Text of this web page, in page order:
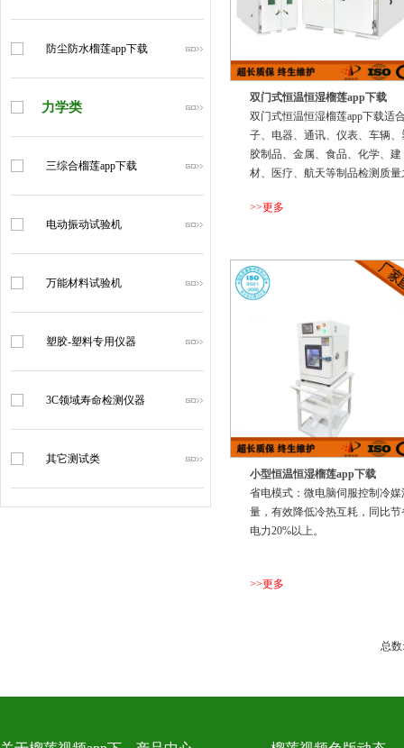
防尘防水榴莲app下载
力学类
三综合榴莲app下载
电动振动试验机
万能材料试验机
塑胶-塑料专用仪器
3C领域寿命检测仪器
其它测试类
双门式恒温恒湿榴莲app下载
双门式恒温恒湿榴莲app下载适
子、电器、通讯、仪表、车辆
胶制品、金属、食品、化学、建
材、医疗、航天等制品检测质
...
>>更多
小型恒温恒湿榴莲app下载
省电模式：微电脑伺服控制冷媒
量，有效降低冷热互耗，同比
电力20%以上。
>>更多
总